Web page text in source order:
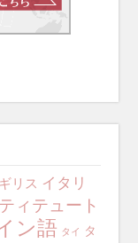
リス イタリ
ィテュート
ン語 タイ タ